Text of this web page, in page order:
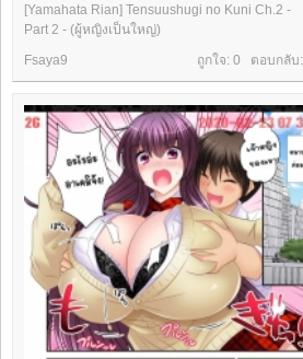
[Yamahata Rian] Tensuushugi no Kuni Ch.2 -
Part 2 - (ผู้หญิงเป็นใหญ่)
ถูกใจ: 0 ตอบกลับ:
Fsaya9